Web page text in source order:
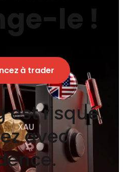
le !
à trader
est risqué.
avec